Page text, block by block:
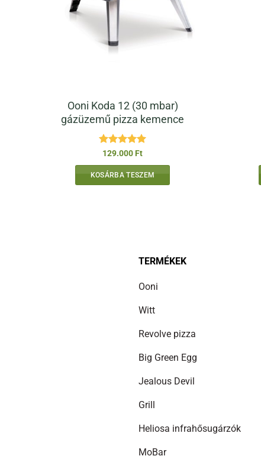
Ooni Koda 12 (30 mbar)
gázüzemű pizza kemence
Értékelés:5
129.000 Ft
KOSÁRBA TESZEM
TERMÉKEK
Ooni
Witt
Revolve pizza
Big Green Egg
Jealous Devil
Grill
Heliosa infrahősugárzók
MoBar